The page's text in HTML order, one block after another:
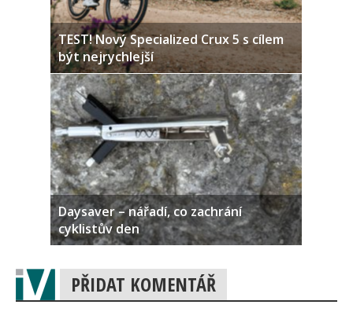
TEST! Nový Specialized Crux 5 s cílem
být nejrychlejší
Daysaver – nářadí, co zachrání
cyklistův den
PŘIDAT KOMENTÁŘ